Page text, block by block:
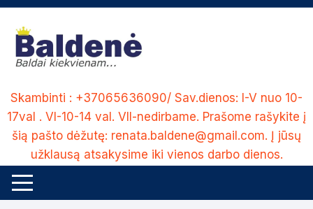
Skip
content
Skambinti : +37065636090/ Sav.dienos: I-V nuo 10-
17val . VI-10-14 val. VII-nedirbame. Prašome rašykite į
šią pašto dėžutę: renata.baldene@gmail.com. Į jūsų
užklausą atsakysime iki vienos darbo dienos.